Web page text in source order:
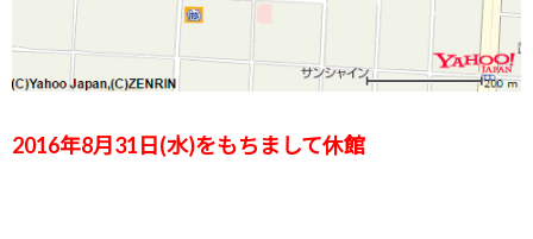
2016年8月31日(水)をもちまして休館